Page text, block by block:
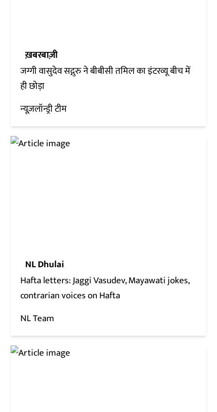
ख़बरबाज़ी
जग्गी वासुदेव सद्गुरु ने बीबीसी तमिल का इंटरव्यू बीच में
ही छोड़ा
न्यूज़लॉन्ड्री टीम
NL Dhulai
Hafta letters: Jaggi Vasudev, Mayawati jokes,
contrarian voices on Hafta
NL Team